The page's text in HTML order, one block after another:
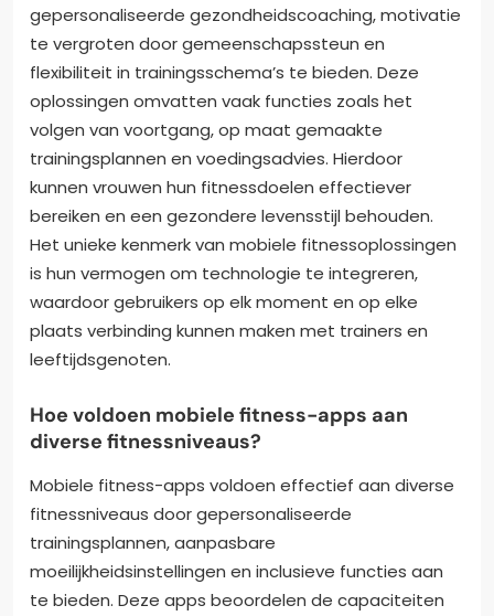
gepersonaliseerde gezondheidscoaching, motivatie
te vergroten door gemeenschapssteun en
flexibiliteit in trainingsschema’s te bieden. Deze
oplossingen omvatten vaak functies zoals het
volgen van voortgang, op maat gemaakte
trainingsplannen en voedingsadvies. Hierdoor
kunnen vrouwen hun fitnessdoelen effectiever
bereiken en een gezondere levensstijl behouden.
Het unieke kenmerk van mobiele fitnessoplossingen
is hun vermogen om technologie te integreren,
waardoor gebruikers op elk moment en op elke
plaats verbinding kunnen maken met trainers en
leeftijdsgenoten.
Hoe voldoen mobiele fitness-apps aan
diverse fitnessniveaus?
Mobiele fitness-apps voldoen effectief aan diverse
fitnessniveaus door gepersonaliseerde
trainingsplannen, aanpasbare
moeilijkheidsinstellingen en inclusieve functies aan
te bieden. Deze apps beoordelen de capaciteiten